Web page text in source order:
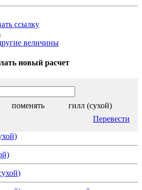
ссылку
величины
новый расчет
поменять
гилл (сухой)
Перевести